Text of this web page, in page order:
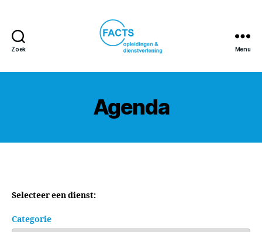
Zoek
opleidingen
dienstverlening
Menu
Agenda
Selecteer een dienst:
Categorie